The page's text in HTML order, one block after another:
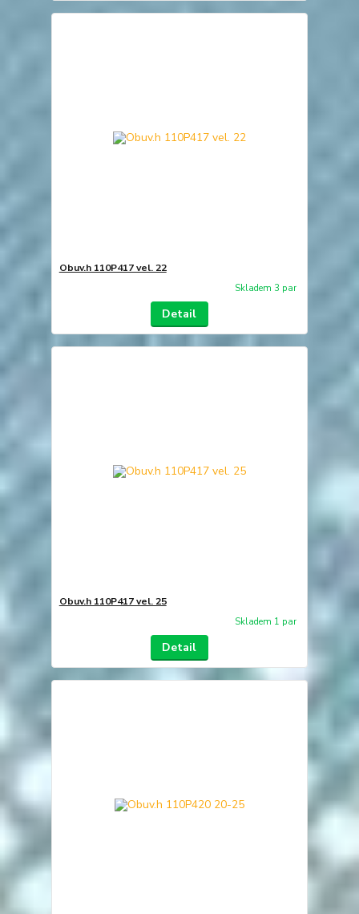
Obuv.h 110P417 vel. 22
Skladem 3 par
Detail
Obuv.h 110P417 vel. 25
Skladem 1 par
Detail